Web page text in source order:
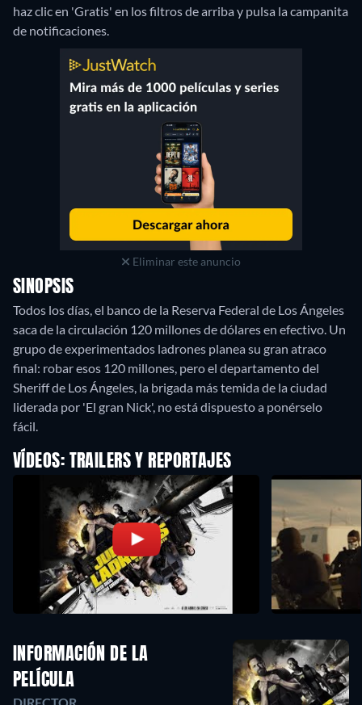
haz clic en 'Gratis' en los filtros de arriba y pulsa la campanita
de notificaciones.
Eliminar este anuncio
SINOPSIS
Todos los días, el banco de la Reserva Federal de Los Ángeles
saca de la circulación 120 millones de dólares en efectivo. Un
grupo de experimentados ladrones planea su gran atraco
final: robar esos 120 millones, pero el departamento del
Sheriff de Los Ángeles, la brigada más temida de la ciudad
liderada por 'El gran Nick', no está dispuesto a ponérselo
fácil.
VÍDEOS: TRAILERS Y REPORTAJES
INFORMACIÓN DE LA
PELÍCULA
DIRECTOR